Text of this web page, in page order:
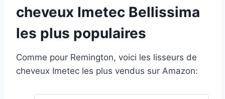
cheveux Imetec Bellissima
les plus populaires
Comme pour Remington, voici les lisseurs de
cheveux Imetec les plus vendus sur Amazon: